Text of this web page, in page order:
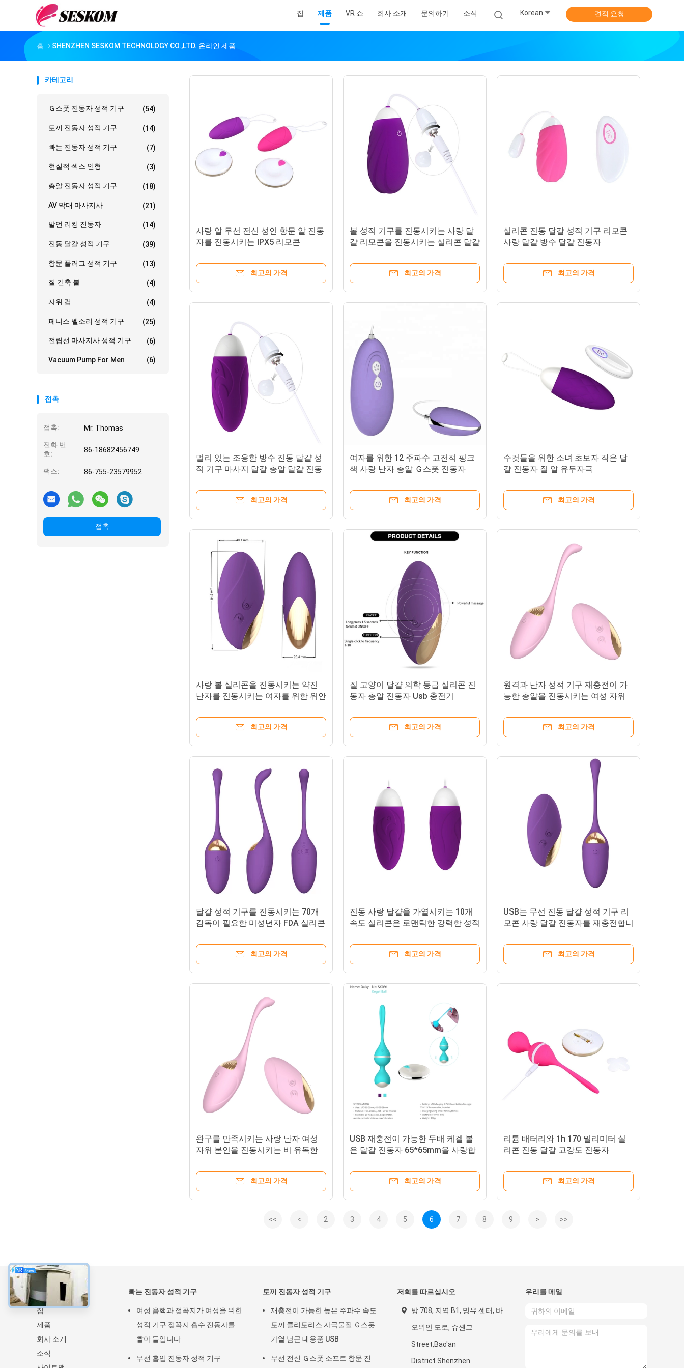
집 제품 VR 쇼 회사 소개 문의하기 소식 Korean 견적 요청
홈 SHENZHEN SESKOM TECHNOLOGY CO.,LTD. 온라인 제품
카테고리
Ｇ스폿 진동자 성적 기구 (54)
토끼 진동자 성적 기구 (14)
빠는 진동자 성적 기구 (7)
현실적 섹스 인형 (3)
총알 진동자 성적 기구 (18)
AV 막대 마사지사 (21)
발언 리킹 진동자 (14)
진동 달걀 성적 기구 (39)
항문 플러그 성적 기구 (13)
질 긴축 볼 (4)
자위 컵 (4)
페니스 벨소리 성적 기구 (25)
전립선 마사지사 성적 기구 (6)
Vacuum Pump For Men (6)
접촉
접촉: Mr. Thomas
전화 번
호:
86-18682456749
팩스: 86-755-23579952
접촉
사랑 알 무선 전신 성인 항문 알 진동
자를 진동시키는 IPX5 리모콘
최고의 가격
볼 성적 기구를 진동시키는 사랑 달
걀 리모콘을 진동시키는 실리콘 달걀
최고의 가격
실리콘 진동 달걀 성적 기구 리모콘
사랑 달걀 방수 달걀 진동자
최고의 가격
멀리 있는 조용한 방수 진동 달걀 성
적 기구 마사지 달걀 총알 달걀 진동
최고의 가격
여자를 위한 12 주파수 고전적 핑크
색 사랑 난자 총알 Ｇ스폿 진동자
최고의 가격
수컷들을 위한 소녀 초보자 작은 달
걀 진동자 질 알 유두자극
최고의 가격
사랑 볼 실리콘을 진동시키는 약진
난자를 진동시키는 여자를 위한 위안
최고의 가격
질 고양이 달걀 의학 등급 실리콘 진
동자 총알 진동자 Usb 충전기
최고의 가격
원격과 난자 성적 기구 재충전이 가
능한 총알을 진동시키는 여성 자위
최고의 가격
달걀 성적 기구를 진동시키는 70개
감독이 필요한 미성년자 FDA 실리콘
최고의 가격
진동 사랑 달걀을 가열시키는 10개
속도 실리콘은 로맨틱한 강력한 성적
최고의 가격
USB는 무선 진동 달걀 성적 기구 리
모콘 사랑 달걀 진동자를 재충전합니
최고의 가격
완구를 만족시키는 사랑 난자 여성
자위 본인을 진동시키는 비 유독한
최고의 가격
USB 재충전이 가능한 두배 케겔 볼
은 달걀 진동자 65*65mm을 사랑합
최고의 가격
리튬 배터리와 1h 170 밀리미터 실
리콘 진동 달걀 고강도 진동자
최고의 가격
<< < 2 3 4 5 6 7 8 9 > >>
약
집
제품
회사 소개
소식
빠는 진동자 성적 기구
여성 음핵과 젖꼭지가 여성을 위한
성적 기구 젖꼭지 흡수 진동자를
빨아 들입니다
무선 흡입 진동자 성적 기구
토끼 진동자 성적 기구
재충전이 가능한 높은 주파수 속도
토끼 클리토리스 자극물질 Ｇ스폿
가열 남근 대용품 USB
무선 전신 Ｇ스폿 소프트 항문 진
저희를 따르십시오
방 708, 지역 B1, 밍유 센터, 바
오위안 도로, 슈셴그
Street,Bao'an
District.Shenzhen
우리를 메일